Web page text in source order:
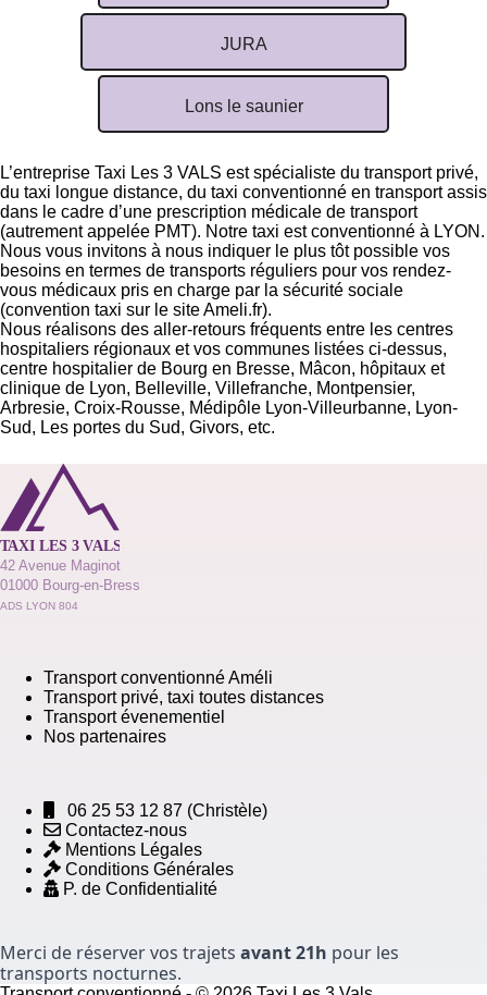
JURA
Lons le saunier
L’entreprise Taxi Les 3 VALS est spécialiste du transport privé,
du taxi longue distance, du taxi conventionné en transport assis
dans le cadre d’une prescription médicale de transport
(autrement appelée PMT). Notre taxi est conventionné à LYON.
Nous vous invitons à nous indiquer le plus tôt possible vos
besoins en termes de transports réguliers pour vos rendez-
vous médicaux pris en charge par la sécurité sociale
(convention taxi sur le site Ameli.fr).
Nous réalisons des aller-retours fréquents entre les centres
hospitaliers régionaux et vos communes listées ci-dessus,
centre hospitalier de Bourg en Bresse, Mâcon, hôpitaux et
clinique de Lyon, Belleville, Villefranche, Montpensier,
Arbresie, Croix-Rousse, Médipôle Lyon-Villeurbanne, Lyon-
Sud, Les portes du Sud, Givors, etc.
42 Avenue Maginot
01000 Bourg-en-Bress
ADS LYON 804
Transport conventionné Améli
Transport privé, taxi toutes distances
Transport évenementiel
Nos partenaires
06 25 53 12 87 (Christèle)
Contactez-nous
Mentions Légales
Conditions Générales
P. de Confidentialité
Merci de réserver vos trajets avant 21h pour les
transports nocturnes.